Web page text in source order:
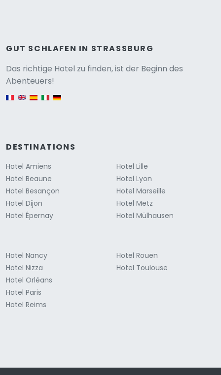
GUT SCHLAFEN IN STRASSBURG
Das richtige Hotel zu finden, ist der Beginn des
Abenteuers!
English version
DESTINATIONS
Hotel Amiens
Hotel Beaune
Hotel Besançon
Hotel Dijon
Hotel Épernay
Hotel Lille
Hotel Lyon
Hotel Marseille
Hotel Metz
Hotel Mülhausen
Hotel Nancy
Hotel Nizza
Hotel Orléans
Hotel Paris
Hotel Reims
Hotel Rouen
Hotel Toulouse